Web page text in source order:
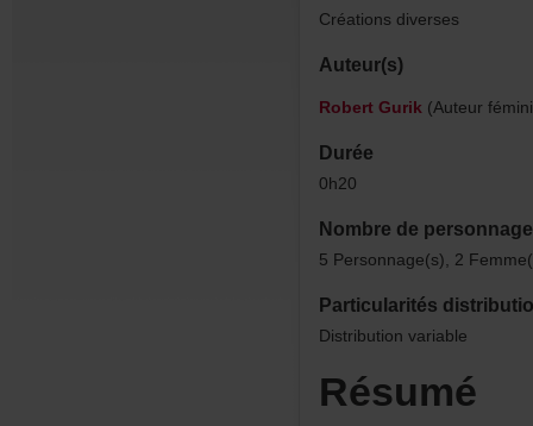
Créationsdiverses
Auteur(s)
RobertGurik
Durée
0h20
Distributionvariable
Résumé